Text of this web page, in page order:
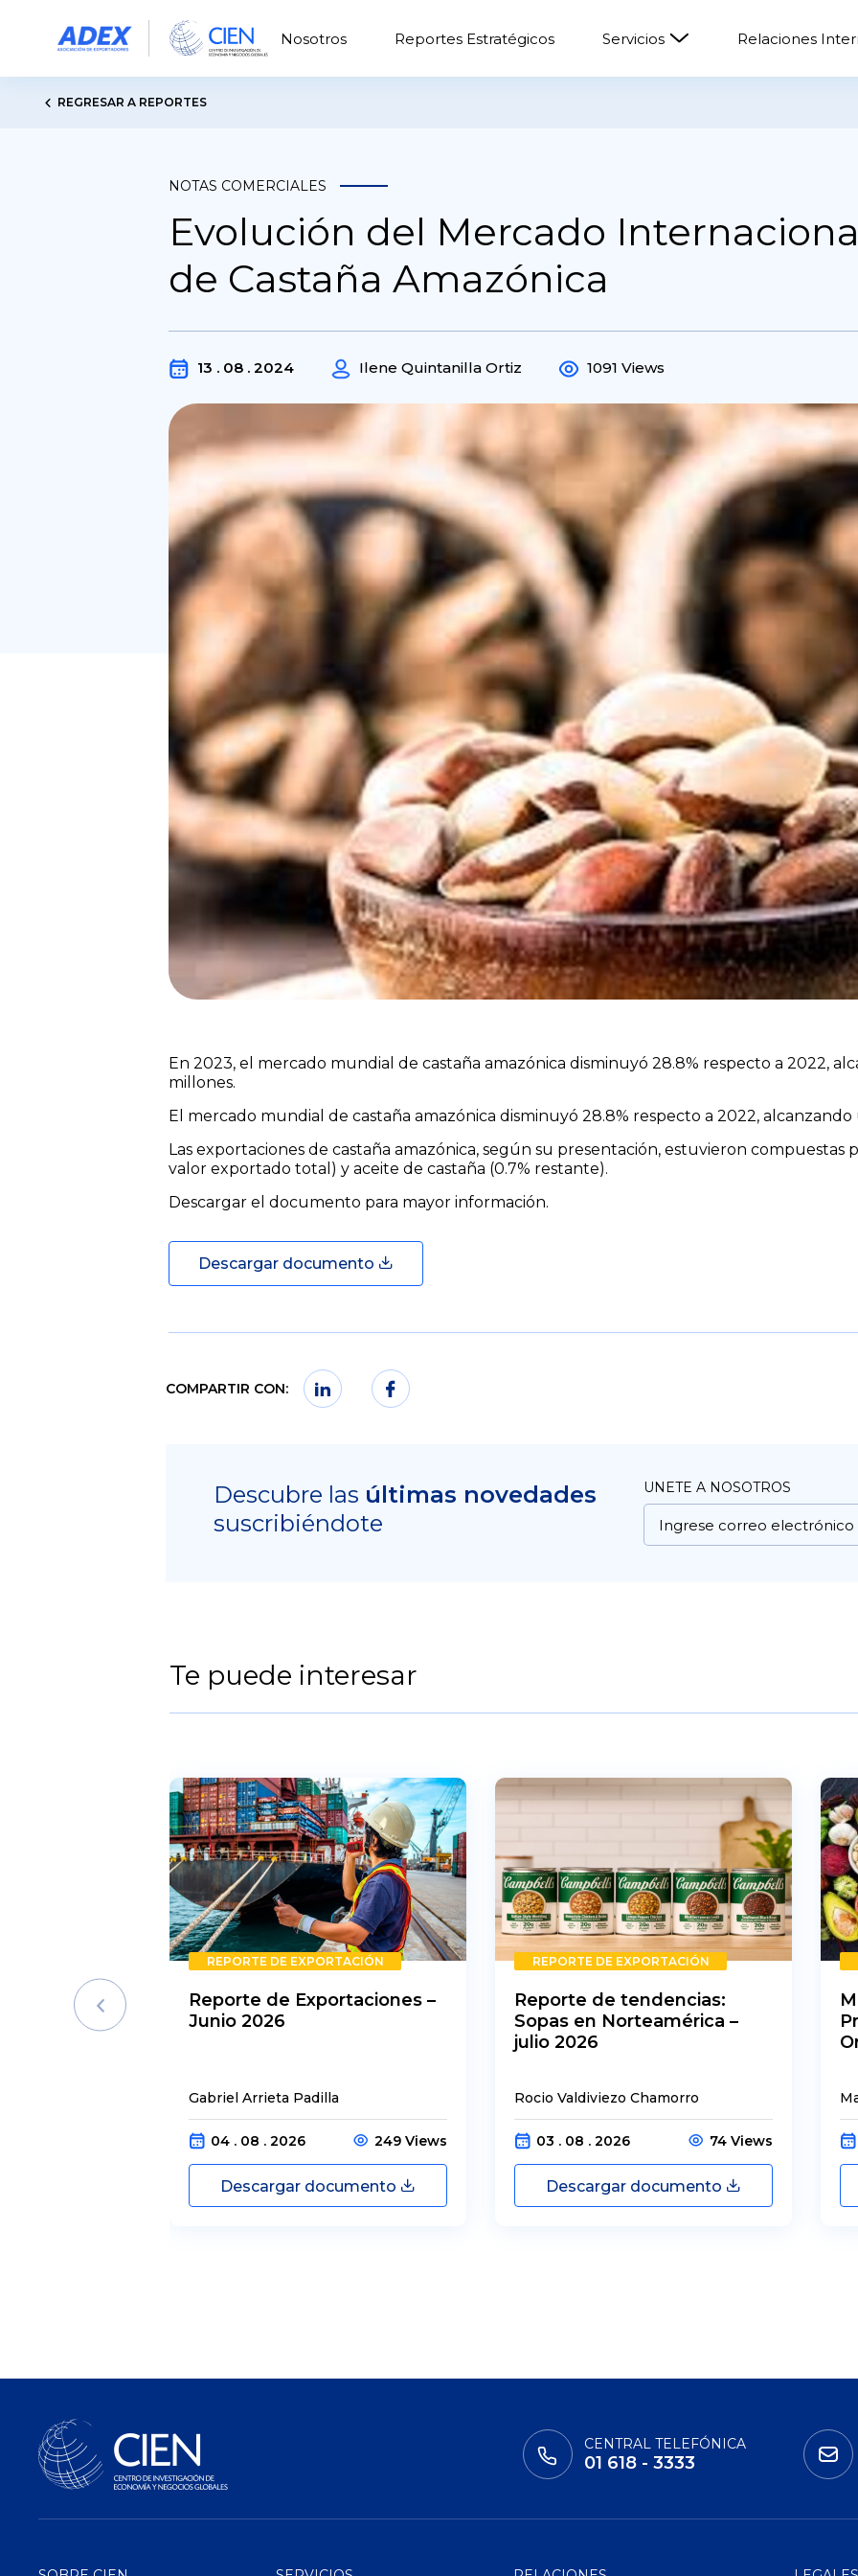
Nosotros Reportes Estratégicos Servicios Relaciones
REGRESAR A REPORTES
NOTAS COMERCIALES
Evolución del Mercado
de Castaña Amazónica
13 . 08 . 2024 Ilene Quintanilla Ortiz 1091 Views
En 2023, el mercado mundial de castaña amazónica disminuyó 28.8% respecto a 2022,
millones.
El mercado mundial de castaña amazónica disminuyó 28.8% respecto a 2022, alcanzando
Las exportaciones de castaña amazónica, según su presentación, estuvieron compuestas
valor exportado total) y aceite de castaña (0.7% restante).
Descargar el documento para mayor información.
Descargar documento
COMPARTIR CON:
Descubre las últimas novedades
suscribiéndote
UNETE A NOSOTROS
Te puede interesar
REPORTE DE EXPORTACIÓN
Reporte de Exportaciones –
Junio 2026
Gabriel Arrieta Padilla
04 . 08 . 2026 249 Views
Descargar documento
REPORTE DE EXPORTACIÓN
Reporte de tendencias:
Sopas en Norteamérica –
julio 2026
Rocio Valdiviezo Chamorro
03 . 08 . 2026 74 Views
Descargar documento
CENTRAL TELEFÓNICA
01 618 - 3333